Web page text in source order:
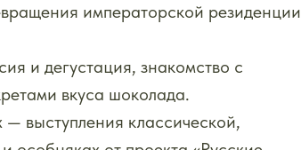
императорской резиденции
и дегустация, знакомство с
вкуса шоколада.
выступления классической,